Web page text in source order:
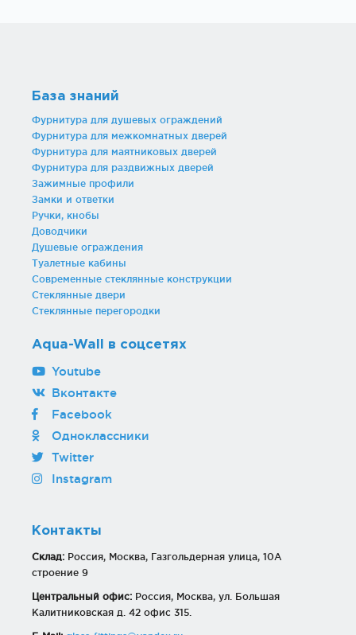
База знаний
Фурнитура для душевых ограждений
Фурнитура для межкомнатных дверей
Фурнитура для маятниковых дверей
Фурнитура для раздвижных дверей
Зажимные профили
Замки и ответки
Ручки, кнобы
Доводчики
Душевые ограждения
Туалетные кабины
Современные стеклянные конструкции
Стеклянные двери
Стеклянные перегородки
Aqua-Wall в соцсетях
Youtube
Вконтакте
Facebook
Одноклассники
Twitter
Instagram
Контакты
Склад: Россия, Москва, Газгольдерная улица, 10А
строение 9
Центральный офис: Россия, Москва, ул. Большая
Калитниковская д. 42 офис 315.